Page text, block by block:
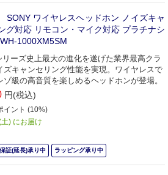
ワイヤレスヘッドホン ノイズキャ
グ対応 リモコン・マイク対応 プラチナシ
1000XM5SM
リーズ史上最大の進化を遂げた業界最高クラ
ズキャンセリング性能を実現。ワイヤレスで
ゾ級の高音質を楽しめるヘッドホンが登場。
円(税込)
イント (10%)
) にお届け
証(延長)承り中 ラッピング承り中